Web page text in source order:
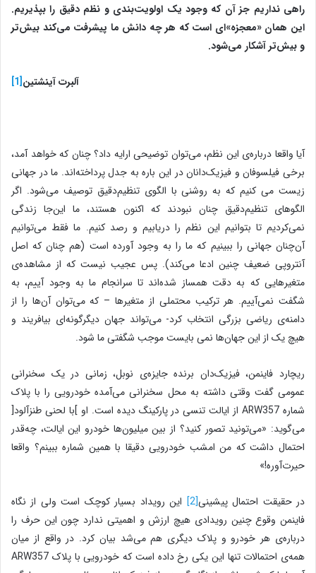
راهی نداریم جز آن که وجود یک اولویت‌بندی و نظم دقیق را بپذیریم.
این همان «معجزه»ای است که هر چه دانش ما پیشرفت می‌کند بیش‌تر
و بیش‌تر آشکار می‌شود.
آلبرت آینشتین[1]
آیا واقعا درباره‌ی این نظم، می‌توان توضیحی ارایه داد؟ چنان که خواهد آمد،
برخی فیلسوفان و فیزیک‌دانان در این باره به جدل پرداخته‌اند. ما در جهانی
زیست می کنیم که به روشنی با الگوی تنظیم‌دقیق توصیف می‌شود. اگر
الگوهای تنظیم‌دقیق چنان نبودند که اکنون هستند، ما این‌جا زندگی
نمی‌کردیم تا بتوانیم این نظم را دریابیم و رصد کنیم. ما فقط می‌توانیم
آن‌چنان جهانی را ببینیم که ما را به وجود آورده است (هم چنان که اصل
آنتروپی ضعیف چنین ادعا می‌کند). پس عجیب نیست که از مشاهده‌ی
متغیرهایی که به دقت همساز شده‌اند تا سرانجام ما به وجود آییم، به
شگفت نمی‌آییم. هر ترکیب محتملی از متغیرها – که می‌توان آن‌ها را از
دامنه‌ی ریاضی بزرگی انتخاب کرد- می‌تواند جهان دیگرگونه‌ای بیافریند و
هیچ یک از این جهان‌ها نمی بایست موجب شگفتی ما شود.
ریچارد فاینمن، فیزیک‌دان برنده جایزه‌ی نوبل، زمانی در یک سخنرانی
عمومی گفت وقتی داشته به محل سخنرانی می‌آمده خودرویی را با پلاک
شماره ARW357 از ایالت تنسی در پارکینگ دیده است. او ]با لحنی طنزآلود[
می‌گوید: «می‌تونید تصور‌ کنید؟ از بین میلیون‌ها خودرو این ایالت، چه‌قدر
احتمال داشت که من امشب خودرویی دقیقا با همین شماره ببینم؟ واقعا
حیرت‌آوره!»
در حقیقت احتمال پیشینی[2]
این رویداد بسیار کوچک است ولی از نگاه
فاینمن وقوع چنین رویدادی هیچ ارزش و اهمیتی ندارد چون این حرف را
درباره‌ی هر خودرو و پلاک دیگری هم می‌شد بیان کرد. در واقع از میان
همه‌ی احتمالات تنها این یکی رخ داده است که خودرویی با پلاک ARW357